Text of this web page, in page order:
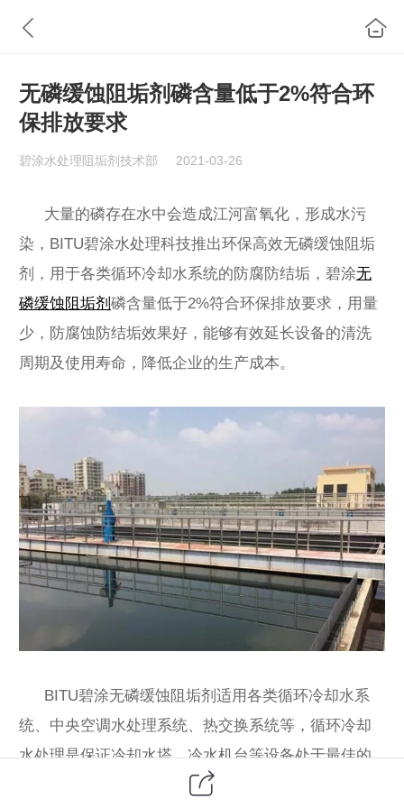
无磷缓蚀阻垢剂磷含量低于2%符合环
保排放要求
碧涂水处理阻垢剂技术部 2021-03-26
大量的磷存在水中会造成江河富氧化，形成水污
染，BITU碧涂水处理科技推出环保高效无磷缓蚀阻垢
剂，用于各类循环冷却水系统的防腐防结垢，碧涂无
磷缓蚀阻垢剂 磷含量低于2%符合环保排放要求，用量
少，防腐蚀防结垢效果好，能够有效延长设备的清洗
周期及使用寿命，降低企业的生产成本。
BITU碧涂无磷缓蚀阻垢剂适用各类循环冷却水系
统、中央空调水处理系统、热交换系统等，循环冷却
水处理是保证冷却水塔、冷水机台等设备处于最佳的
运行状态，有效的控制微生物菌群、抑制水垢的产